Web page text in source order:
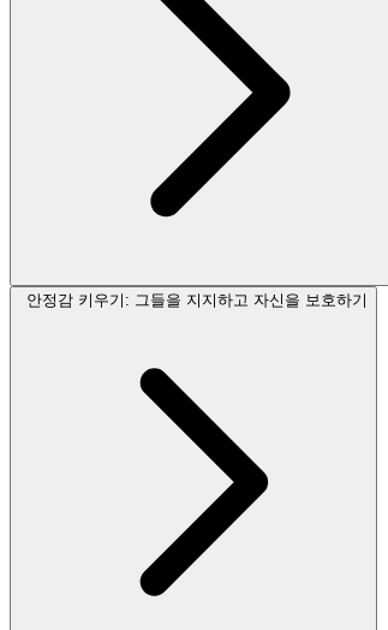
안정감 키우기: 그들을 지지하고 자신을 보호하기